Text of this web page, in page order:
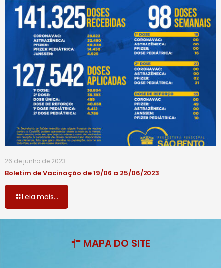
26 de junho de 2023
Boletim de Vacinação de 19/06 a 25/06/2023
Leia mais...
MAPA DO SITE